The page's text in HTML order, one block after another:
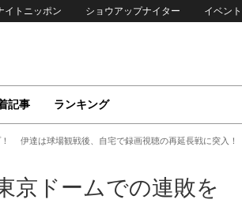
イトニッポン ショウアップナイター イベント
記事 ランキング
伊達は球場観戦後、自宅で録画視聴の再延長戦に突入！
京ドームでの連敗を